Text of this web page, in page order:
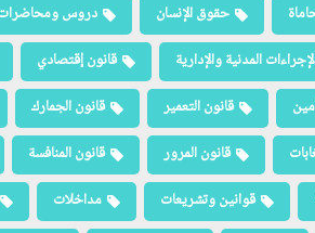
حقوق الإنسان دروس
المدنية والإدارية قانون إقتصادي
قانون التعمير قانون الجمارك
قانون المرور قانون المنافسة
قوانين وتشريعات مداخلات